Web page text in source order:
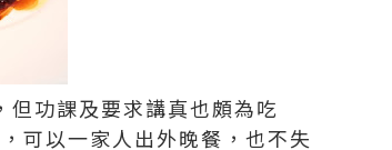
功課及要求講真也頗為吃
可以一家人出外晚餐，也不失